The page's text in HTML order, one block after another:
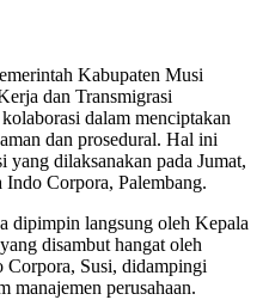
Kabupaten Musi
dan Transmigrasi
dalam menciptakan
dan prosedural. Hal ini
yang dilaksanakan pada Jumat,
Corpora, Palembang.
dipimpin langsung oleh Kepala
disambut hangat oleh
Susi, didampingi
manajemen perusahaan.